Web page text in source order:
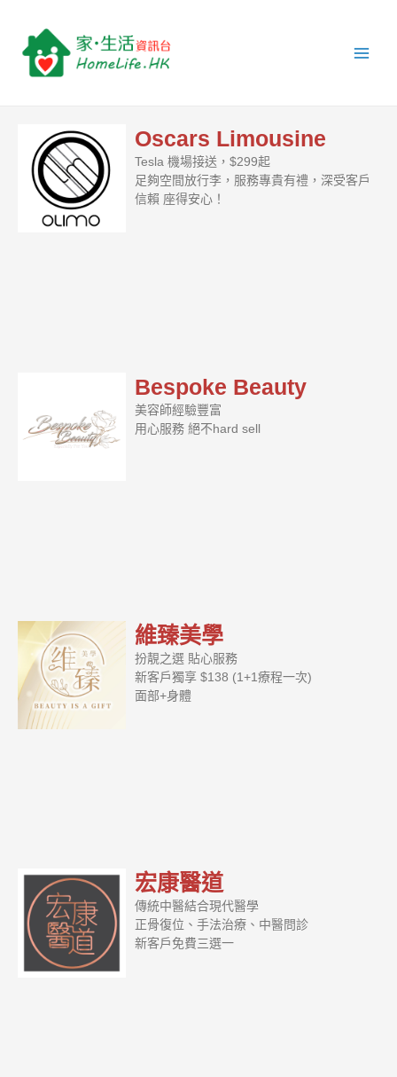
Oscars Limousine
Tesla 機場接送，$299起
足夠空間放行李，服務專貴有禮，深受客戶
信賴 座得安心！
Bespoke Beauty
美容師經驗豐富
用心服務 絕不hard sell
維臻美學
扮靚之選 貼心服務
新客戶獨享 $138 (1+1療程一次)
面部+身體
宏康醫道
傳統中醫結合現代醫學
正骨復位、手法治療、中醫問診
新客戶免費三選一